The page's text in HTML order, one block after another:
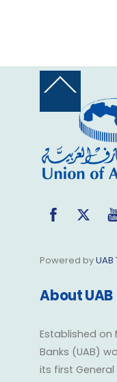
Back
Top
Facebook
Powered by
About UAB
Established on
Banks (UAB)
its first